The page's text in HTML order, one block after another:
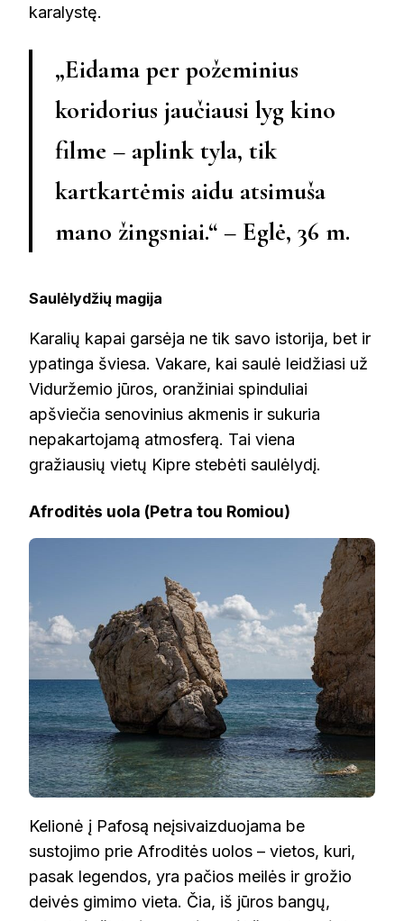
karalystę.
„Eidama per požeminius
koridorius jaučiausi lyg kino
filme – aplink tyla, tik
kartkartėmis aidu atsimuša
mano žingsniai.“ – Eglė, 36 m.
Saulėlydžių magija
Karalių kapai garsėja ne tik savo istorija, bet ir
ypatinga šviesa. Vakare, kai saulė leidžiasi už
Viduržemio jūros, oranžiniai spinduliai
apšviečia senovinius akmenis ir sukuria
nepakartojamą atmosferą. Tai viena
gražiausių vietų Kipre stebėti saulėlydį.
Afroditės uola (Petra tou Romiou)
Kelionė į Pafosą neįsivaizduojama be
sustojimo prie Afroditės uolos – vietos, kuri,
pasak legendos, yra pačios meilės ir grožio
deivės gimimo vieta. Čia, iš jūros bangų,